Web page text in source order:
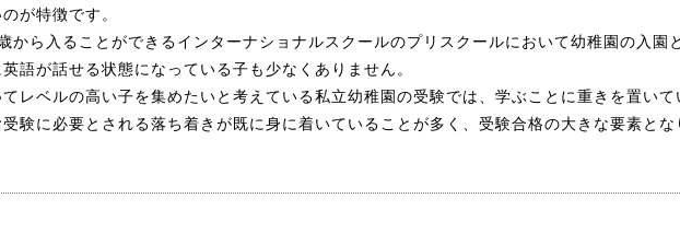
が特徴です。
から入ることができるインターナショナルスクールのプリスクールにおいて幼稚園の入園
語が話せる状態になっている子も少なくありません。
レベルの高い子を集めたいと考えている私立幼稚園の受験では、学ぶことに重きを置い
験に必要とされる落ち着きが既に身に着いていることが多く、受験合格の大きな要素とな